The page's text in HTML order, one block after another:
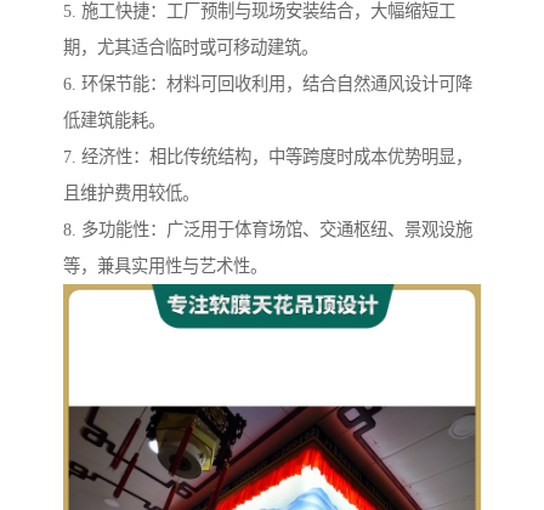
5. 施工快捷：工厂预制与现场安装结合，大幅缩短工
期，尤其适合临时或可移动建筑。
6. 环保节能：材料可回收利用，结合自然通风设计可降
低建筑能耗。
7. 经济性：相比传统结构，中等跨度时成本优势明显，
且维护费用较低。
8. 多功能性：广泛用于体育场馆、交通枢纽、景观设施
等，兼具实用性与艺术性。